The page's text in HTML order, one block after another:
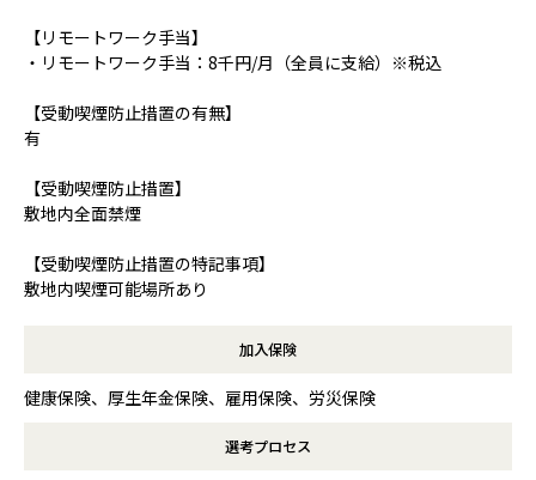
【リモートワーク手当】
・リモートワーク手当：8千円/月（全員に支給）※税込
【受動喫煙防止措置の有無】
有
【受動喫煙防止措置】
敷地内全面禁煙
【受動喫煙防止措置の特記事項】
敷地内喫煙可能場所あり
加入保険
健康保険、厚生年金保険、雇用保険、労災保険
選考プロセス